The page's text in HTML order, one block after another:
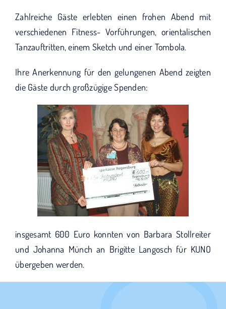
Zahlreiche Gäste erlebten einen frohen Abend mit
verschiedenen Fitness- Vorführungen, orientalischen
Tanzauftritten, einem Sketch und einer Tombola.
Ihre Anerkennung für den gelungenen Abend zeigten
die Gäste durch großzügige Spenden:
insgesamt 600 Euro konnten von Barbara Stollreiter
und Johanna Münch an Brigitte Langosch für KUNO
übergeben werden.